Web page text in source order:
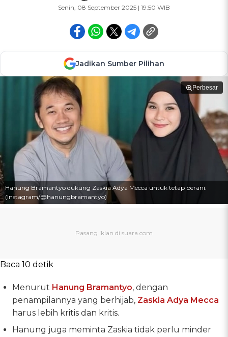
Senin, 08 September 2025 | 19:50 WIB
Jadikan Sumber Pilihan
Perbesar
Hanung Bramantyo dukung Zaskia Adya Mecca untuk tetap berani.
(Instagram/@hanungbramantyo)
Baca 10 detik
Menurut Hanung Bramantyo, dengan
penampilannya yang berhijab, Zaskia Adya Mecca
harus lebih kritis dan kritis.
Hanung juga meminta Zaskia tidak perlu minder